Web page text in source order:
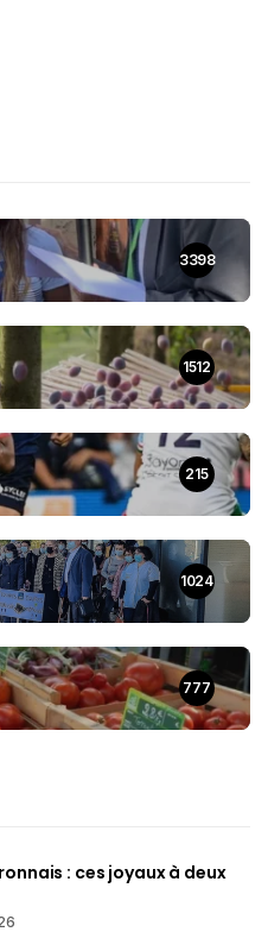
3398
1512
215
1024
777
: ces joyaux à deux